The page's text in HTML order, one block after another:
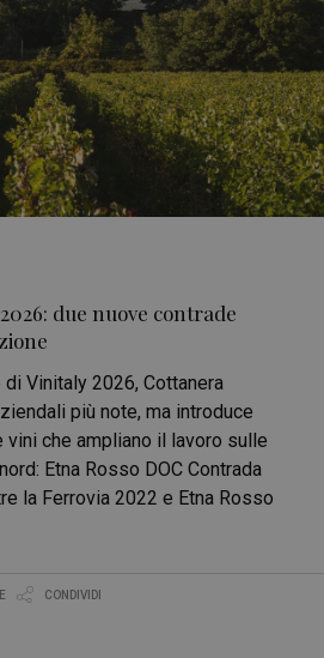
due nuove contrade
Vinitaly 2026, Cottanera
più note, ma introduce
vini che ampliano il lavoro sulle
Etna Rosso DOC Contrada
la Ferrovia 2022 e Etna Rosso
CONDIVIDI